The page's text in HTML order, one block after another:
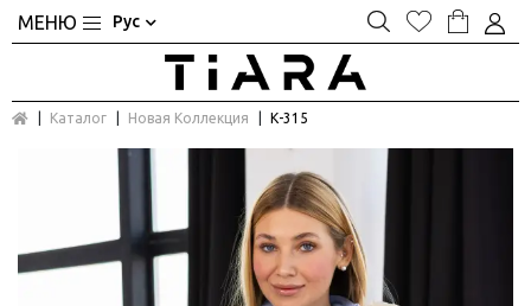
Рус
Каталог Новая Коллекция К-315